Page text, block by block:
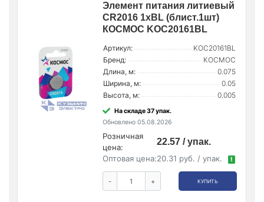
Элемент питания литиевый
CR2016 1хBL (блист.1шт)
КОСМОС KOC20161BL
Артикул:
KOC20161BL
Бренд:
КОСМОС
Длина, м:
0.075
Ширина, м:
0.05
Высота, м:
0.005
На складе 37 упак.
Обновлено 05.08.2026
Розничная
цена:
22.57 / упак.
Оптовая цена:20.31 руб. / упак. !
- + КУПИТЬ